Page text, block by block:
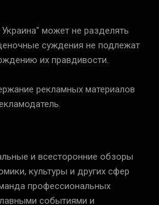
может не разделять
суждения не подлежат
их правдивости.
рекламных материалов
и всесторонние обзоры
культуры и других сфер
профессиональных
событиями и